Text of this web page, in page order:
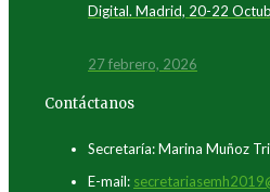
Digital. Madrid, 20-22
27 febrero, 2026
Contáctanos
Secretaría: Marina Muñoz
E-mail: